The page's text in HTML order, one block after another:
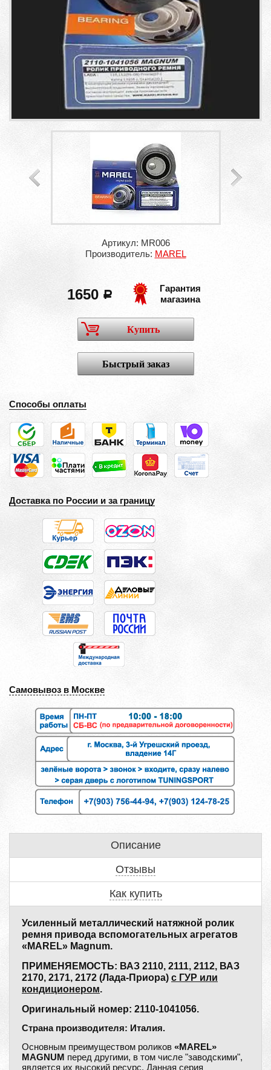
Артикул: MR006
Производитель: MAREL
1650 a
Гарантия
магазина
Купить
Быстрый заказ
Способы оплаты
Доставка по России и за границу
Самовывоз в Москве
Описание
Отзывы
Как купить
Усиленный металлический натяжной ролик
ремня привода вспомогательных агрегатов
«MAREL» Magnum.
ПРИМЕНЯЕМОСТЬ: ВАЗ 2110, 2111, 2112, ВАЗ
2170, 2171, 2172 (Лада-Приора) c ГУР или
кондиционером.
Оригинальный номер: 2110-1041056.
Страна производителя: Италия.
Основным преимуществом роликов «MAREL»
MAGNUM перед другими, в том числе "заводскими",
является их высокий ресурс. Данная серия